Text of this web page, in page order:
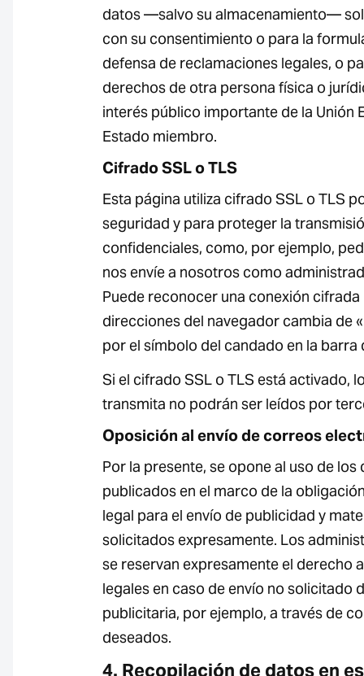
datos —salvo su almacenamiento—
con su consentimiento o para la
defensa de reclamaciones legales, o
derechos de otra persona física o
interés público importante de la Unión
Estado miembro.
Cifrado SSL o TLS
Esta página utiliza cifrado SSL o TLS
seguridad y para proteger la
confidenciales, como, por ejemplo,
nos envíe a nosotros como
Puede reconocer una conexión
direcciones del navegador cambia de
por el símbolo del candado en la barra
Si el cifrado SSL o TLS está activado,
transmita no podrán ser leídos por
Oposición al envío de correos
Por la presente, se opone al uso de
publicados en el marco de la
legal para el envío de publicidad y
solicitados expresamente. Los
se reservan expresamente el derecho
legales en caso de envío no solicitado
publicitaria, por ejemplo, a través de
deseados.
4. Recopilación de datos en